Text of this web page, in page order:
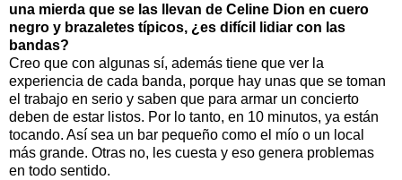
una mierda que se las llevan de Celine Dion en cuero
negro y brazaletes típicos, ¿es difícil lidiar con las
bandas?
Creo que con algunas sí, además tiene que ver la
experiencia de cada banda, porque hay unas que se toman
el trabajo en serio y saben que para armar un concierto
deben de estar listos. Por lo tanto, en 10 minutos, ya están
tocando. Así sea un bar pequeño como el mío o un local
más grande. Otras no, les cuesta y eso genera problemas
en todo sentido.